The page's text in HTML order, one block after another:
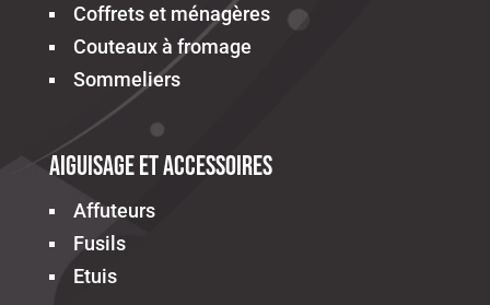
Coffrets et ménagères
Couteaux à fromage
Sommeliers
Aiguisage et accessoires
Affuteurs
Fusils
Etuis